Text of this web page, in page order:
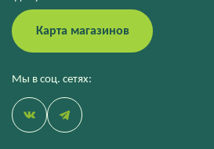
Мы в соц. сетях:
Карта магазинов